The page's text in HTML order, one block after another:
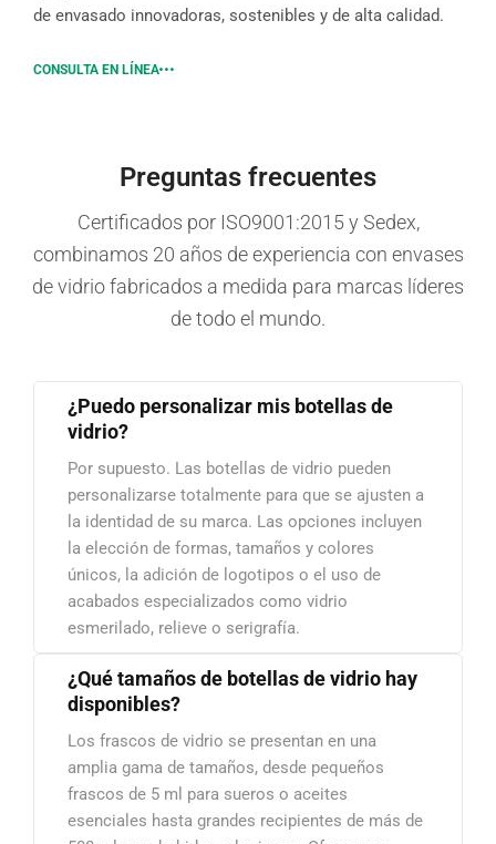
de envasado innovadoras, sostenibles y de alta calidad.
CONSULTA EN LÍNEA
Preguntas frecuentes
Certificados por ISO9001:2015 y Sedex,
combinamos 20 años de experiencia con envases
de vidrio fabricados a medida para marcas líderes
de todo el mundo.
¿Puedo personalizar mis botellas de
vidrio?
Por supuesto. Las botellas de vidrio pueden
personalizarse totalmente para que se ajusten a
la identidad de su marca. Las opciones incluyen
la elección de formas, tamaños y colores
únicos, la adición de logotipos o el uso de
acabados especializados como vidrio
esmerilado, relieve o serigrafía.
¿Qué tamaños de botellas de vidrio hay
disponibles?
Los frascos de vidrio se presentan en una
amplia gama de tamaños, desde pequeños
frascos de 5 ml para sueros o aceites
esenciales hasta grandes recipientes de más de